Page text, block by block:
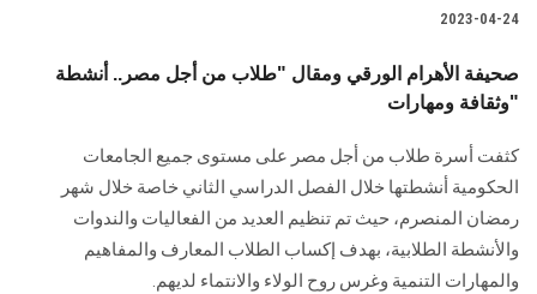
2023-04-24
صحيفة الأهرام الورقي ومقال "طلاب من أجل مصر.. أنشطة
وثقافة ومهارات"
كثفت أسرة طلاب من أجل مصر على مستوى جميع الجامعات
الحكومية أنشطتها خلال الفصل الدراسي الثاني خاصة خلال شهر
رمضان المنصرم، حيث تم تنظيم العديد من الفعاليات والندوات
والأنشطة الطلابية، بهدف إكساب الطلاب المعارف والمفاهيم
والمهارات التنمية وغرس روح الولاء والانتماء لديهم.